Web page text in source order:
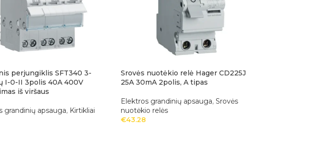
perjungiklis SFT340 3-
I-0-II 3polis 40A 400V
iš viršaus
grandinių apsauga, Kirtikliai
Srovės nuotėkio relė Hager CD225J
25A 30mA 2polis, A tipas
Elektros grandinių apsauga, Srovės
nuotėkio relės
€43.28